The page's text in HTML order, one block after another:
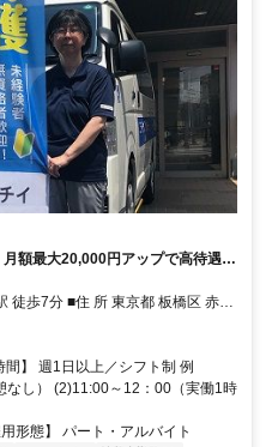
額最大20,000円アップで高待遇！
塚で一緒に働きませんか
都 板橋区 赤塚
東武東上線下赤塚駅 徒歩7分
間】 週1日以上／シフト制 例
し） (2)11:00～12：00（実働1時
形態】 パート・アルバイト